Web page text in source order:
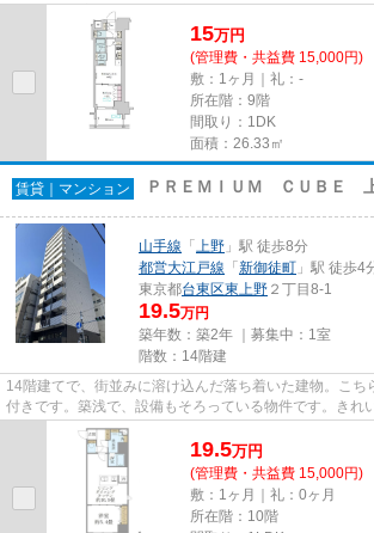
令和6年2月完成、まだまだ新し...
15万円
(管理費・共益費 15,000円)
敷：1ヶ月｜礼：-
所在階：9階
間取り：1DK
面積：26.33㎡
賃貸｜マンション ＰＲＥＭＩＵＭ ＣＵＢＥ
山手線 「 上野 」駅 徒歩8分
都営大江戸線 「 新御徒町 」駅 徒歩4
東京都台東区東上野 ２丁目8-1
19.5万円
築年数：築2年 ｜募集中： 1室
階数：14階建
14階建てで、街並みに溶け込んだ落ち着いた建物。こち
付きです。築浅で、設備もそろっている物件です。きれ
ッシュ。こちらの物件はマン...
19.5万円
(管理費・共益費 15,000円)
敷：1ヶ月｜礼：0ヶ月
所在階：10階